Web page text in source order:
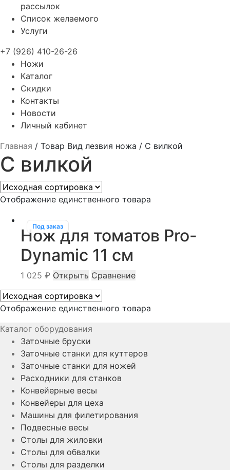
рассылок
Список желаемого
Услуги
+7 (926) 410-26-26
Ножи
Каталог
Скидки
Контакты
Новости
Личный кабинет
Главная / Товар Вид лезвия ножа / С вилкой
С вилкой
Отображение единственного товара
Под заказ
Нож для томатов Pro-
Dynamic 11 см
1 025 ₽ Открыть Сравнение
Отображение единственного товара
Каталог оборудования
Заточные бруски
Заточные станки для куттеров
Заточные станки для ножей
Расходники для станков
Конвейерные весы
Конвейеры для цеха
Машины для филетирования
Подвесные весы
Столы для жиловки
Столы для обвалки
Столы для разделки